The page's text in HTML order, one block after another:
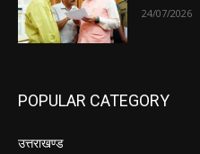
24/07/2026
POPULAR CATEGORY
उत्तराखण्ड